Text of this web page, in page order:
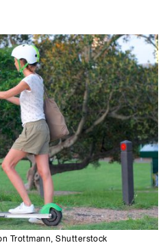
Trottmann,Shutterstock